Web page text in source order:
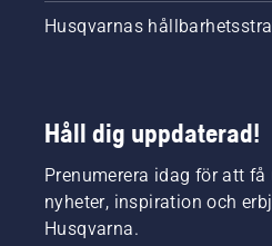
Husqvarnas
Håll dig uppdaterad!
Prenumerera idag för att
nyheter, inspiration och
Husqvarna.